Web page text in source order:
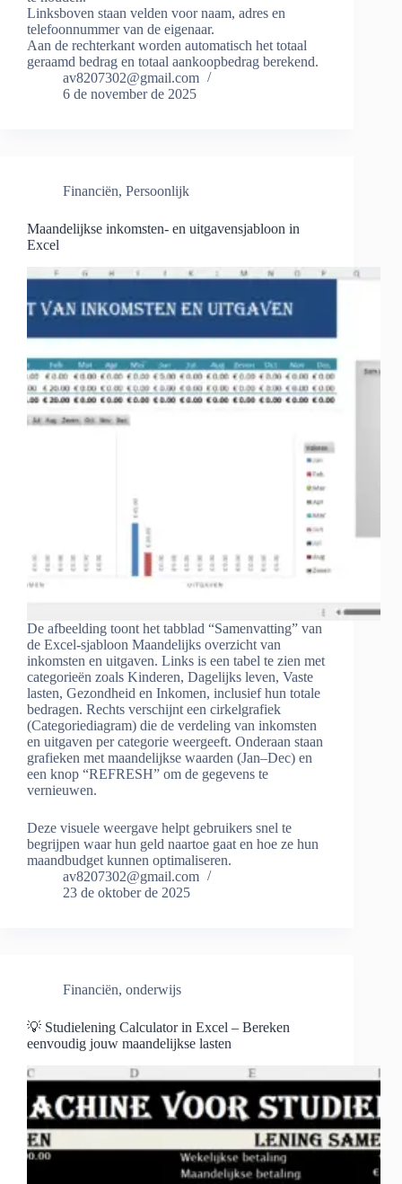
Linksboven staan velden voor naam, adres en
telefoonnummer van de eigenaar.
Aan de rechterkant worden automatisch het totaal
geraamd bedrag en totaal aankoopbedrag berekend.
av8207302@gmail.com
6 de november de 2025
Financiën, Persoonlijk
Maandelijkse inkomsten- en uitgavensjabloon in
Excel
De afbeelding toont het tabblad “Samenvatting” van
de Excel-sjabloon Maandelijks overzicht van
inkomsten en uitgaven. Links is een tabel te zien met
categorieën zoals Kinderen, Dagelijks leven, Vaste
lasten, Gezondheid en Inkomen, inclusief hun totale
bedragen. Rechts verschijnt een cirkelgrafiek
(Categoriediagram) die de verdeling van inkomsten
en uitgaven per categorie weergeeft. Onderaan staan
grafieken met maandelijkse waarden (Jan–Dec) en
een knop “REFRESH” om de gegevens te
vernieuwen.
Deze visuele weergave helpt gebruikers snel te
begrijpen waar hun geld naartoe gaat en hoe ze hun
maandbudget kunnen optimaliseren.
av8207302@gmail.com
23 de oktober de 2025
Financiën, onderwijs
💡 Studielening Calculator in Excel – Bereken
eenvoudig jouw maandelijkse lasten